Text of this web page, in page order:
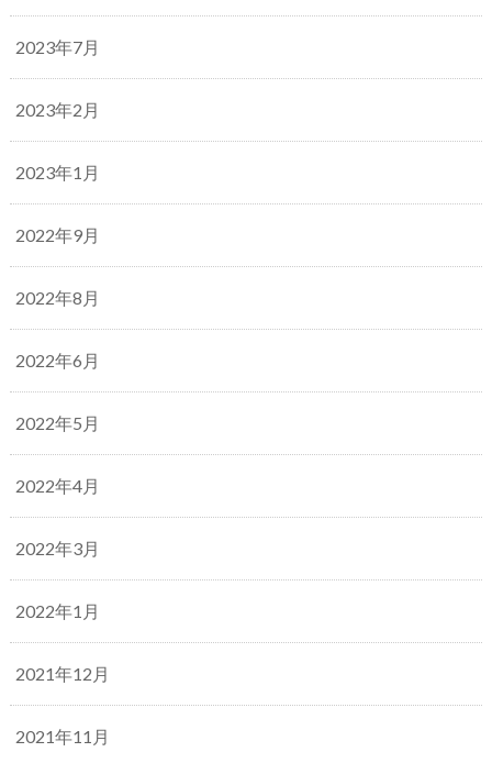
2023年7月
2023年2月
2023年1月
2022年9月
2022年8月
2022年6月
2022年5月
2022年4月
2022年3月
2022年1月
2021年12月
2021年11月